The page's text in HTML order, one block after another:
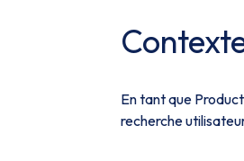
En tant que
recherche